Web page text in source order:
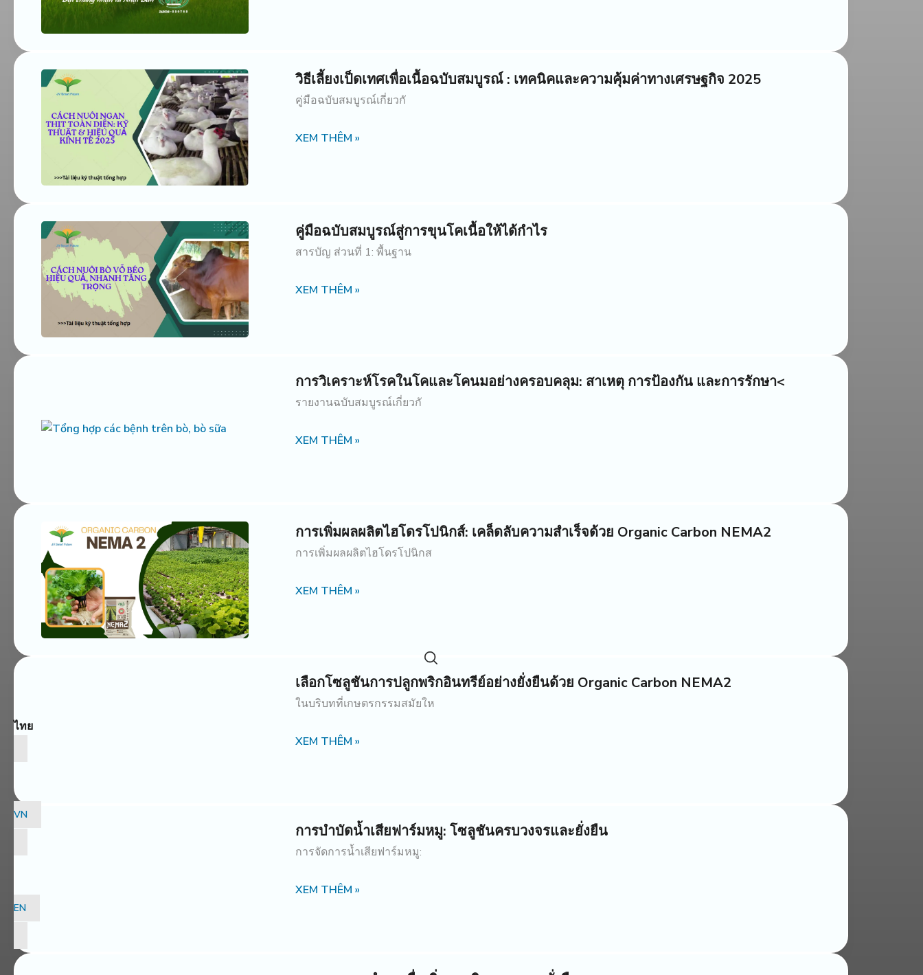
ไทย
VN
EN
วิธีเลี้ยงเป็ดเทศเพื่อเนื้อฉบับสมบูรณ์ : เทคนิคและความคุ้มค่าทางเศรษฐกิจ 2025
คู่มือฉบับสมบูรณ์เกี่ยวกั
XEM THÊM »
คู่มือฉบับสมบูรณ์สู่การขุนโคเนื้อให้ได้กำไร
สารบัญ ส่วนที่ 1: พื้นฐาน
XEM THÊM »
การวิเคราะห์โรคในโคและโคนมอย่างครอบคลุม: สาเหตุ การป้องกัน และการรักษา<
รายงานฉบับสมบูรณ์เกี่ยวกั
XEM THÊM »
การเพิ่มผลผลิตไฮโดรโปนิกส์: เคล็ดลับความสำเร็จด้วย Organic Carbon NEMA2
การเพิ่มผลผลิตไฮโดรโปนิกส
XEM THÊM »
เลือกโซลูชันการปลูกพริกอินทรีย์อย่างยั่งยืนด้วย Organic Carbon NEMA2
ในบริบทที่เกษตรกรรมสมัยให
XEM THÊM »
การบำบัดน้ำเสียฟาร์มหมู: โซลูชันครบวงจรและยั่งยืน
การจัดการน้ำเสียฟาร์มหมู:
XEM THÊM »